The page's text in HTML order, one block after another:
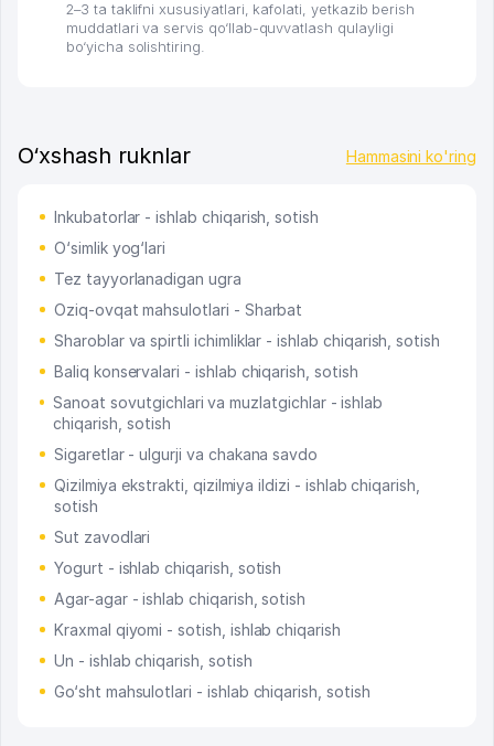
2–3 ta taklifni xususiyatlari, kafolati, yetkazib berish
muddatlari va servis qo‘llab-quvvatlash qulayligi
bo‘yicha solishtiring.
O‘xshash ruknlar Hammasini ko'ring
Inkubatorlar - ishlab chiqarish, sotish
O‘simlik yog‘lari
Tez tayyorlanadigan ugra
Oziq-ovqat mahsulotlari - Sharbat
Sharoblar va spirtli ichimliklar - ishlab chiqarish, sotish
Baliq konservalari - ishlab chiqarish, sotish
Sanoat sovutgichlari va muzlatgichlar - ishlab
chiqarish, sotish
Sigaretlar - ulgurji va chakana savdo
Qizilmiya ekstrakti, qizilmiya ildizi - ishlab chiqarish,
sotish
Sut zavodlari
Yogurt - ishlab chiqarish, sotish
Agar-agar - ishlab chiqarish, sotish
Kraxmal qiyomi - sotish, ishlab chiqarish
Un - ishlab chiqarish, sotish
Go‘sht mahsulotlari - ishlab chiqarish, sotish